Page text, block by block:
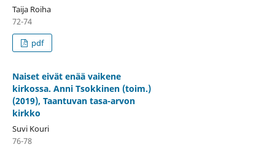
Taija Roiha
72-74
pdf
Naiset eivät enää vaikene
kirkossa. Anni Tsokkinen (toim.)
(2019), Taantuvan tasa-arvon
kirkko
Suvi Kouri
76-78